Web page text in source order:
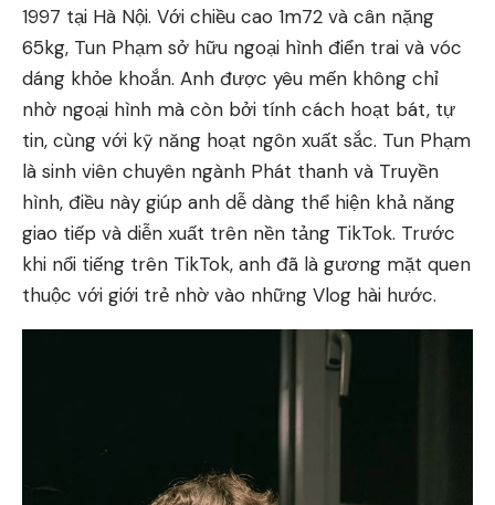
1997 tại Hà Nội. Với chiều cao 1m72 và cân nặng
65kg, Tun Phạm sở hữu ngoại hình điển trai và vóc
dáng khỏe khoắn. Anh được yêu mến không chỉ
nhờ ngoại hình mà còn bởi tính cách hoạt bát, tự
tin, cùng với kỹ năng hoạt ngôn xuất sắc. Tun Phạm
là sinh viên chuyên ngành Phát thanh và Truyền
hình, điều này giúp anh dễ dàng thể hiện khả năng
giao tiếp và diễn xuất trên nền tảng TikTok. Trước
khi nổi tiếng trên TikTok, anh đã là gương mặt quen
thuộc với giới trẻ nhờ vào những Vlog hài hước.